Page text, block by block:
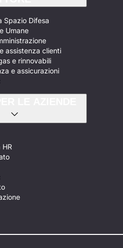
Spazio Difesa
Umane
assistenza clienti
e rinnovabili
e assicurazioni
HR